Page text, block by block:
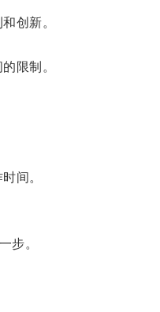
创新。
限制。
间。
步。